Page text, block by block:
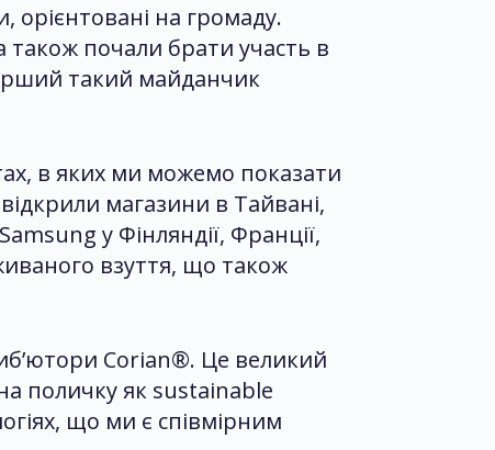
орієнтовані на громаду.
почали брати участь в
такий майданчик
в яких ми можемо показати
магазини в Тайвані,
у Фінляндії, Франції,
взуття, що також
Corian®. Це великий
поличку як sustainable
що ми є співмірним